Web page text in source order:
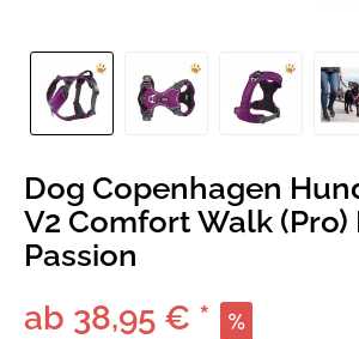
Dog Copenhagen
V2 Comfort Walk (Pro)
Passion
ab 38,95 € *